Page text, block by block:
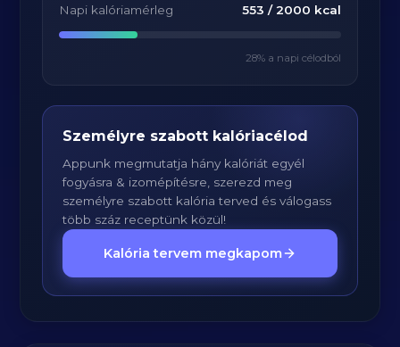
Napi kalóriamérleg 553 / 2000 kcal
28% a napi célodból
Személyre szabott kalóriacélod
Appunk megmutatja hány kalóriát egyél
fogyásra & izomépítésre, szerezd meg
személyre szabott kalória terved és válogass
több száz receptünk közül!
Kalória tervem megkapom